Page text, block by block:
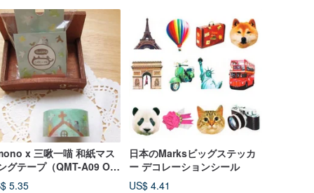
x 三啾一喵 和紙マス
グテープ（QMT-A09 On
Roof）
5.35
日本のMarksビッグステッカ
ー デコレーションシール
US$ 4.41